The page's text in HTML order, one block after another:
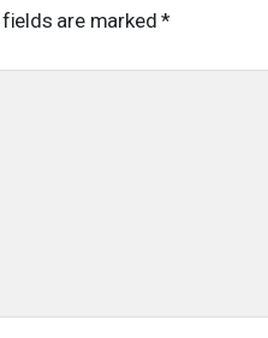
fields are marked*